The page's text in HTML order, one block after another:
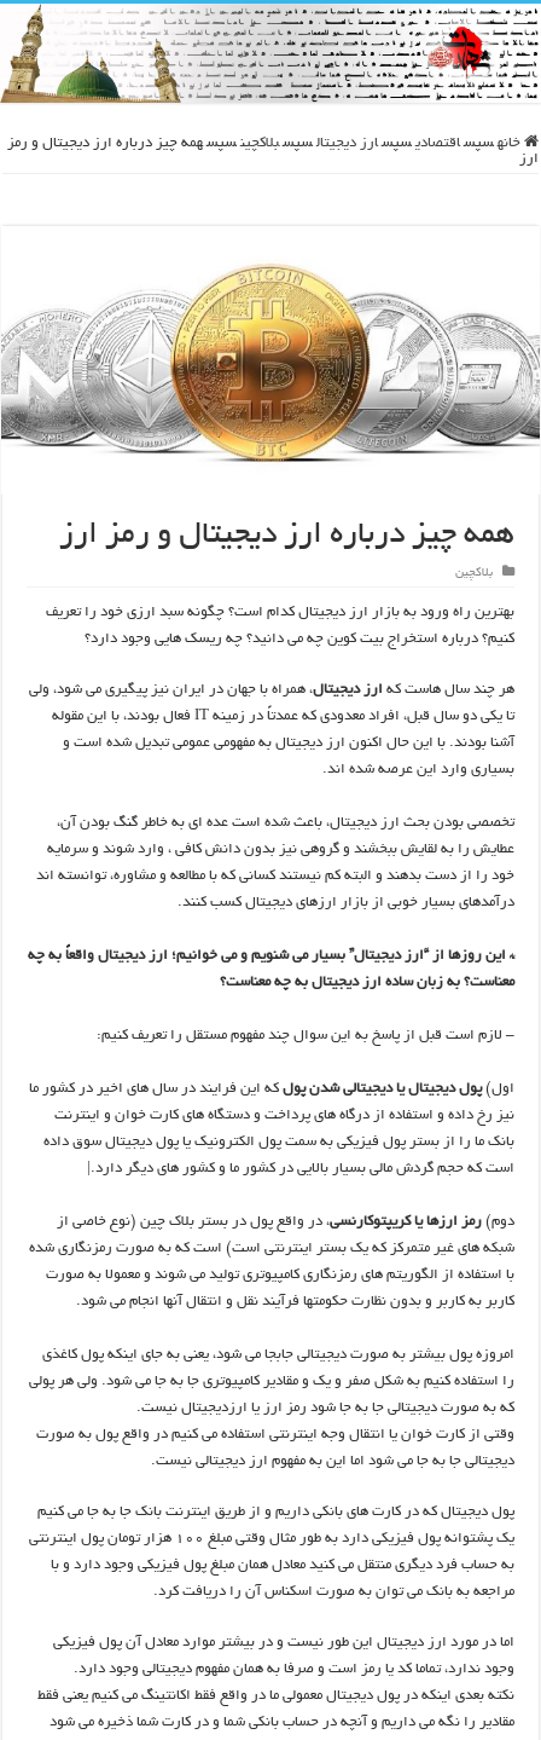
خانه سپس اقتصادی سپس ارز دیجیتال سپس بلاکچین سپس همه چیز درباره ارز دیجیتال و رمز
ارز
همه چیز درباره ارز دیجیتال و رمز ارز
بلاکچین
بهترین راه ورود به بازار ارز دیجیتال کدام است؟ چگونه سبد ارزی خود را تعریف
کنیم؟ درباره استخراج بیت کوین چه می دانید؟ چه ریسک هایی وجود دارد؟
هر چند سال هاست که ارز دیجیتال، همراه با جهان در ایران نیز پیگیری می شود، ولی
تا یکی دو سال قبل، افراد معدودی که عمدتاً در زمینه IT فعال بودند، با این مقوله
آشنا بودند. با این حال اکنون ارز دیجیتال به مفهومی عمومی تبدیل شده است و
بسیاری وارد این عرصه شده اند.
تخصصی بودن بحث ارز دیجیتال، باعث شده است عده ای به خاطر گنگ بودن آن،
عطایش را به لقایش ببخشند و گروهی نیز بدون دانش کافی ، وارد شوند و سرمایه
خود را از دست بدهند و البته کم نیستند کسانی که با مطالعه و مشاوره، توانسته اند
درآمدهای بسیار خوبی از بازار ارزهای دیجیتال کسب کنند.
* این روزها از “ارز دیجیتال” بسیار می شنویم و می خوانیم؛ ارز دیجیتال واقعاً به چه
معناست؟ به زبان ساده ارز دیجیتال به چه معناست؟
– لازم است قبل از پاسخ به این سوال چند مفهوم مستقل را تعریف کنیم:
اول)پول دیجیتال یا دیجیتالی شدن پول که این فرایند در سال های اخیر در کشور ما
نیز رخ داده و استفاده از درگاه های پرداخت و دستگاه های کارت خوان و اینترنت
بانک ما را از بستر پول فیزیکی به سمت پول الکترونیک یا پول دیجیتال سوق داده
است که حجم گردش مالی بسیار بالایی در کشور ما و کشور های دیگر دارد.|
دوم) رمز ارزها یا کریپتوکارنسی، در واقع پول در بستر بلاک چین (نوع خاصی از
شبکه های غیر متمرکز که یک بستر اینترنتی است) است که به صورت رمزنگاری شده
با استفاده از الگوریتم های رمزنگاری کامپیوتری تولید می شوند و معمولا به صورت
کاربر به کاربر و بدون نظارت حکومتها فرآیند نقل و انتقال آنها انجام می شود.
امروزه پول بیشتر به صورت دیجیتالی جابجا می شود، یعنی به جای اینکه پول کاغذی
را استفاده کنیم به شکل صفر و یک و مقادیر کامپیوتری جا به جا می شود. ولی هر پولی
که به صورت دیجیتالی جا به جا شود رمز ارز یا ارزدیجیتال نیست.
وقتی از کارت خوان یا انتقال وجه اینترنتی استفاده می کنیم در واقع پول به صورت
دیجیتالی جا به جا می شود اما این به مفهوم ارز دیجیتالی نیست.
پول دیجیتال که در کارت های بانکی داریم و از طریق اینترنت بانک جا به جا می کنیم
یک پشتوانه پول فیزیکی دارد به طور مثال وقتی مبلغ ۱۰۰ هزار تومان پول اینترنتی
به حساب فرد دیگری منتقل می کنید معادل همان مبلغ پول فیزیکی وجود دارد و با
مراجعه به بانک می توان به صورت اسکناس آن را دریافت کرد.
اما در مورد ارز دیجیتال این طور نیست و در بیشتر موارد معادل آن پول فیزیکی
وجود ندارد، تماما کد یا رمز است و صرفا به همان مفهوم دیجیتالی وجود دارد.
نکته بعدی اینکه در پول دیجیتال معمولی ما در واقع فقط اکانتینگ می کنیم یعنی فقط
مقادیر را نگه می داریم و آنچه در حساب بانکی شما و در کارت شما ذخیره می شود